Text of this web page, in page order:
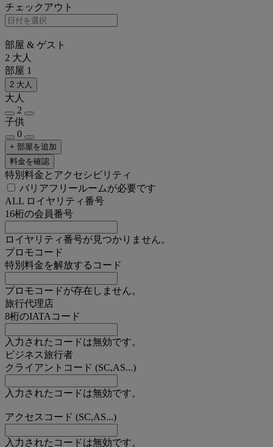
チェックアウト
部屋 & ゲスト
2 大人
部屋 1
2 大人
大人
2
子供
0
+ 部屋を追加
料金を確認
特別料金とアクセシビリティ
バリアフリールームが必要です
ALL ロイヤリティ番号
16桁の会員番号
ロイヤリティ番号が見つかりません。
プロモコード
特別料金を解放するコード
プロモコードが存在しません。
旅行代理店
8桁のIATAコード
入力されたコードは無効です。
ビジネス旅行者
クライアントコード (SC,AS...)
入力されたコードは無効です。
アクセスコード (SC,AS...)
入力されたコードは無効です。